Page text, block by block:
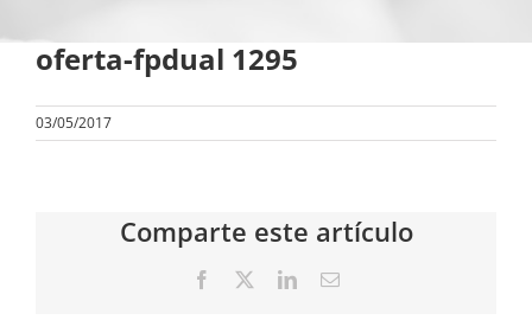
oferta-fpdual 1295
03/05/2017
Comparte este artículo
Facebook LinkedInCorreo